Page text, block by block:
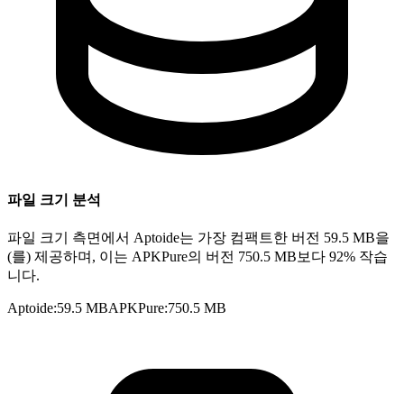
파일 크기 분석
파일 크기 측면에서 Aptoide는 가장 컴팩트한 버전 59.5 MB을
(를) 제공하며, 이는 APKPure의 버전 750.5 MB보다 92% 작습
니다.
Aptoide:59.5 MBAPKPure:750.5 MB